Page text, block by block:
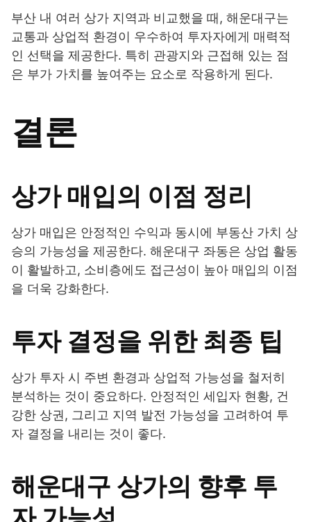
부산 내 여러 상가 지역과 비교했을 때, 해운대구는
교통과 상업적 환경이 우수하여 투자자에게 매력적
인 선택을 제공한다. 특히 관광지와 근접해 있는 점
은 부가 가치를 높여주는 요소로 작용하게 된다.
결론
상가 매입의 이점 정리
상가 매입은 안정적인 수익과 동시에 부동산 가치 상
승의 가능성을 제공한다. 해운대구 좌동은 상업 활동
이 활발하고, 소비층에도 접근성이 높아 매입의 이점
을 더욱 강화한다.
투자 결정을 위한 최종 팁
상가 투자 시 주변 환경과 상업적 가능성을 철저히
분석하는 것이 중요하다. 안정적인 세입자 현황, 건
강한 상권, 그리고 지역 발전 가능성을 고려하여 투
자 결정을 내리는 것이 좋다.
해운대구 상가의 향후 투